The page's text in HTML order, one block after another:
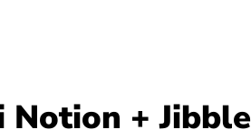
Notion + Jibble